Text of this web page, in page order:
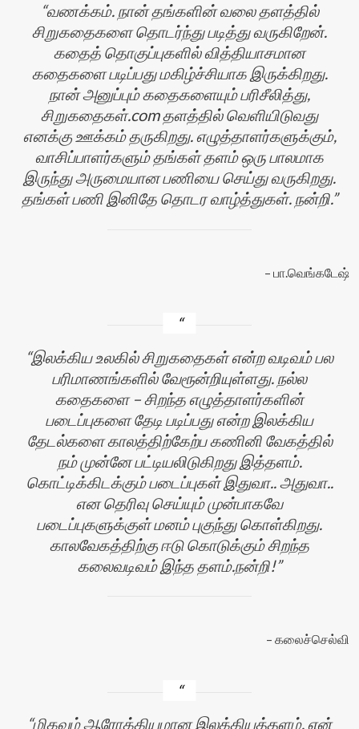
வணக்கம். நான் தங்களின் வலை தளத்தில்
சிறுகதைகளை தொடர்ந்து படித்து வருகிறேன்.
கதைத் தொகுப்புகளில் வித்தியாசமான
கதைகளை படிப்பது மகிழ்ச்சியாக இருக்கிறது.
நான் அனுப்பும் கதைகளையும் பரிசீலித்து,
சிறுகதைகள்.com தளத்தில் வெளியிடுவது
எனக்கு ஊக்கம் தருகிறது. எழுத்தாளர்களுக்கும்,
வாசிப்பாளர்களும் தங்கள் தளம் ஒரு பாலமாக
இருந்து அருமையான பணியை செய்து வருகிறது.
தங்கள் பணி இனிதே தொடர வாழ்த்துகள். நன்றி.
பா.வெங்கடேஷ்
இலக்கிய உலகில் சிறுகதைகள் என்ற வடிவம் பல
பரிமாணங்களில் வேரூன்றியுள்ளது. நல்ல
கதைகளை – சிறந்த எழுத்தாளர்களின்
படைப்புகளை தேடி படிப்பது என்ற இலக்கிய
தேடல்களை காலத்திற்கேற்ப கணினி வேகத்தில்
நம் முன்னே பட்டியலிடுகிறது இத்தளம்.
கொட்டிக்கிடக்கும் படைப்புகள் இதுவா.. அதுவா..
என தெரிவு செய்யும் முன்பாகவே
படைப்புகளுக்குள் மனம் புகுந்து கொள்கிறது.
காலவேகத்திற்கு ஈடு கொடுக்கும் சிறந்த
கலைவடிவம் இந்த தளம்.நன்றி!
கலைச்செல்வி
மிகவும் ஆரோக்கியமான இலக்கியத்தளம், என்